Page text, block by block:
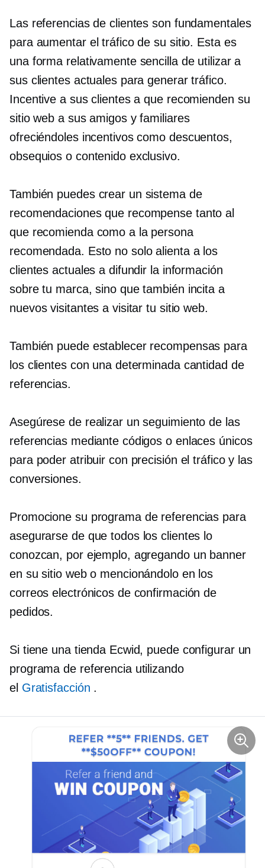
Las referencias de clientes son fundamentales
para aumentar el tráfico de su sitio. Esta es
una forma relativamente sencilla de utilizar a
sus clientes actuales para generar tráfico.
Incentive a sus clientes a que recomienden su
sitio web a sus amigos y familiares
ofreciéndoles incentivos como descuentos,
obsequios o contenido exclusivo.
También puedes crear un sistema de
recomendaciones que recompense tanto al
que recomienda como a la persona
recomendada. Esto no solo alienta a los
clientes actuales a difundir la información
sobre tu marca, sino que también incita a
nuevos visitantes a visitar tu sitio web.
También puede establecer recompensas para
los clientes con una determinada cantidad de
referencias.
Asegúrese de realizar un seguimiento de las
referencias mediante códigos o enlaces únicos
para poder atribuir con precisión el tráfico y las
conversiones.
Promocione su programa de referencias para
asegurarse de que todos los clientes lo
conozcan, por ejemplo, agregando un banner
en su sitio web o mencionándolo en los
correos electrónicos de confirmación de
pedidos.
Si tiene una tienda Ecwid, puede configurar un
programa de referencia utilizando
el Gratisfacción .